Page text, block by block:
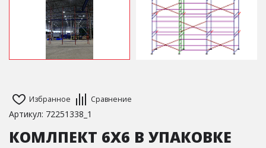
Артикул: 72251338_1
Избранное Сравнение
КОМЛПЕКТ 6X6 В УПАКОВКЕ